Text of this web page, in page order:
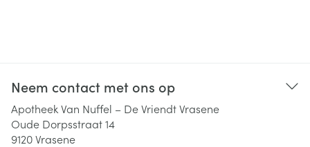
Neem contact met ons op
Apotheek Van Nuffel – De Vriendt Vrasene
Oude Dorpsstraat 14
9120Vrasene